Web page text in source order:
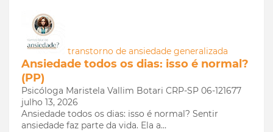
transtorno de ansiedade generalizada
Ansiedade todos os dias: isso é normal?
(PP)
Psicóloga Maristela Vallim Botari CRP-SP 06-121677
julho 13, 2026
Ansiedade todos os dias: isso é normal? Sentir
ansiedade faz parte da vida. Ela a…